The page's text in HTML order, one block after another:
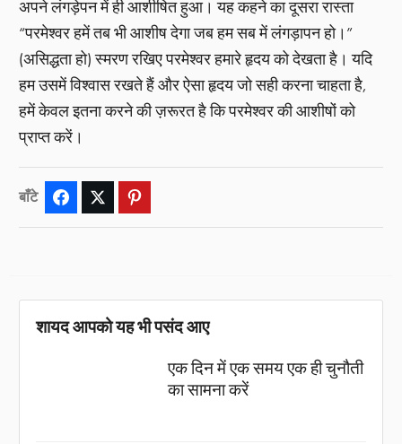
अपने लंगड़ेपन में ही आशीषित हुआ। यह कहने का दूसरा रास्ता
“परमेश्वर हमें तब भी आशीष देगा जब हम सब में लंगड़ापन हो।”
(असिद्धता हो) स्मरण रखिए परमेश्वर हमारे हृदय को देखता है। यदि
हम उसमें विश्वास रखते हैं और ऐसा हृदय जो सही करना चाहता है,
हमें केवल इतना करने की ज़रूरत है कि परमेश्वर की आशीषों को
प्राप्त करें।
बाँटे Facebook Twitter
शायद आपको यह भी पसंद आए
एक दिन में एक समय एक ही चुनौती
का सामना करें